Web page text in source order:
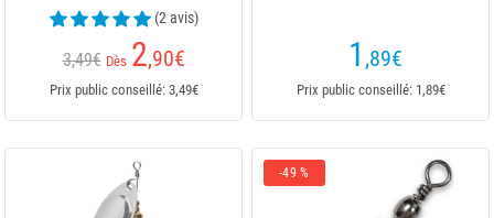
(2 avis)
3,49€ Dès 2,90€
Prix public conseillé: 3,49€
1 ,89€
Prix public conseillé: 1,89€
-49 %